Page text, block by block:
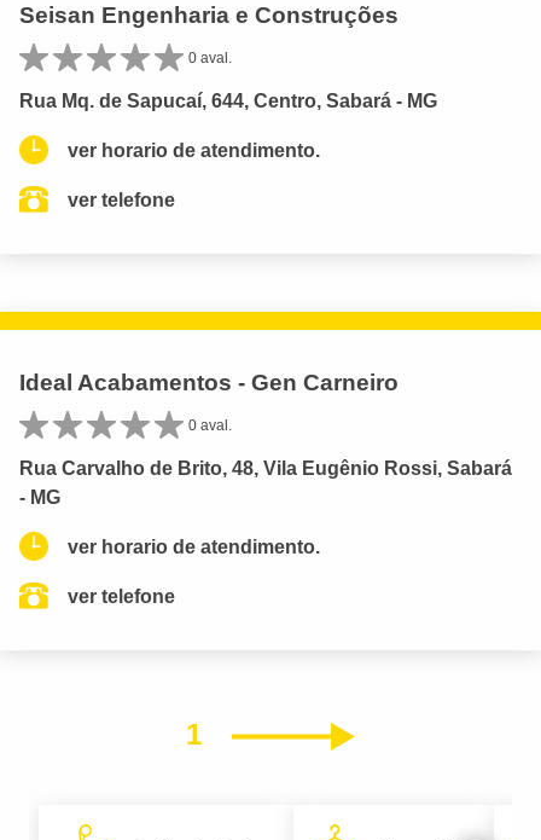
Seisan Engenharia e Construções
0 aval.
Rua Mq. de Sapucaí, 644, Centro, Sabará - MG
ver horario de atendimento.
ver telefone
Ideal Acabamentos - Gen Carneiro
0 aval.
Rua Carvalho de Brito, 48, Vila Eugênio Rossi, Sabará
- MG
ver horario de atendimento.
ver telefone
1 Próximo